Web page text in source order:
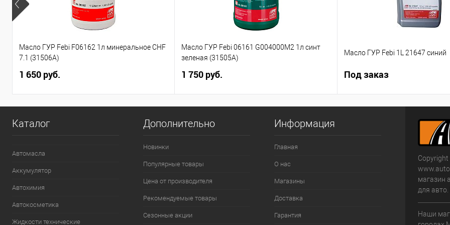
Масло ГУР Febi F06162 1л минеральное CHF
7.1 (31506A)
1 650 руб.
Масло ГУР Febi 06161 G004000M2 1л синт
зеленая (31505А)
1 750 руб.
Масло ГУР Febi 1L 21647 синий
Под заказ
Каталог
Автомасла
Аккумулятор
Автохимия
Автокосметика
Жидкости технические
Дополнительно
Новинки
Популярные товары
Цена от производителя
Рекомендуемые товары
Сезонные акции
Информация
Главная
О нас
Магазины
Доставка
Гарантия
магазин
для
Наши